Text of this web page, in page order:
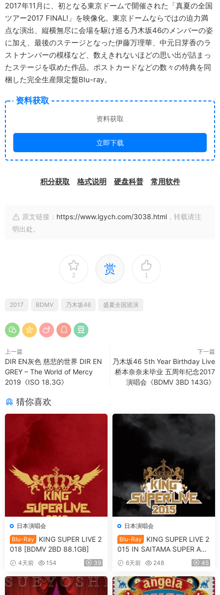
2017年11月に、初となる東京ドームで開催された「真夏の全国
ツアー2017 FINAL!」を映像化。東京ドームならではの迫力満
点な演出、縦横無尽に会場を駆け巡る乃木坂46のメンバーの姿
に加え、最後のステージとなった伊藤万理華、中元日芽香のラ
ストナンバーの模様など、数えきれないほどの思い出が詰まっ
たステージを収めた作品。ポストカードなどの数々の特典を同
梱した完全生産限定盤Blu-ray。
资料获取
资料获取
立即下载
积分获取 格式说明 硬盘科普 常用软件
原文链接： https://www.lgych.com/3038.html ，转载请注
明出处。
2 赏 1
2017 BDMV 乃木坂46 盛夏全国巡演
上一篇
DIR EN灰色 慈悲的世界 DIR EN
GREY – The World of Mercy
2019《ISO 18.3G》
下一篇
乃木坂46 5th Year Birthday Live
桥本奈奈未毕业 五周年纪念2017
演唱会《BDMV 3BD 143G》
猜你喜欢
日本演唱会
Blu-Ray
KING SUPER LIVE 2
018 [BDMV 2BD 88.1GB]
4天前 154 39
日本演唱会
Blu-Ray
KING SUPER LIVE 2
015 IN SAITAMA SUPER ARE
NA [BDMV 90.9GB]
6天前 248 45